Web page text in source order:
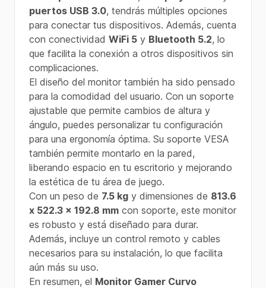
puertos USB 3.0, tendrás múltiples opciones
para conectar tus dispositivos. Además, cuenta
con conectividad WiFi 5 y Bluetooth 5.2, lo
que facilita la conexión a otros dispositivos sin
complicaciones.
El diseño del monitor también ha sido pensado
para la comodidad del usuario. Con un soporte
ajustable que permite cambios de altura y
ángulo, puedes personalizar tu configuración
para una ergonomía óptima. Su soporte VESA
también permite montarlo en la pared,
liberando espacio en tu escritorio y mejorando
la estética de tu área de juego.
Con un peso de 7.5 kg y dimensiones de 813.6
x 522.3 x 192.8 mm con soporte, este monitor
es robusto y está diseñado para durar.
Además, incluye un control remoto y cables
necesarios para su instalación, lo que facilita
aún más su uso.
En resumen, el Monitor Gamer Curvo